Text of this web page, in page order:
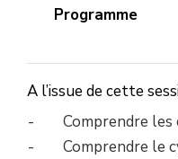
Programme
A l’issue de cette
Comprendre
Comprendre le